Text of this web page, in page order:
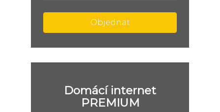
Objednat
Domácí internet
PREMIUM